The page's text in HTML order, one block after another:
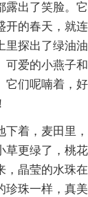
露出了笑脸。
开的春天，就
里探出了绿油
可爱的小燕子
它们呢喃着，
下着，麦田里
草更绿了，桃
，晶莹的水珠
珠一样，真美